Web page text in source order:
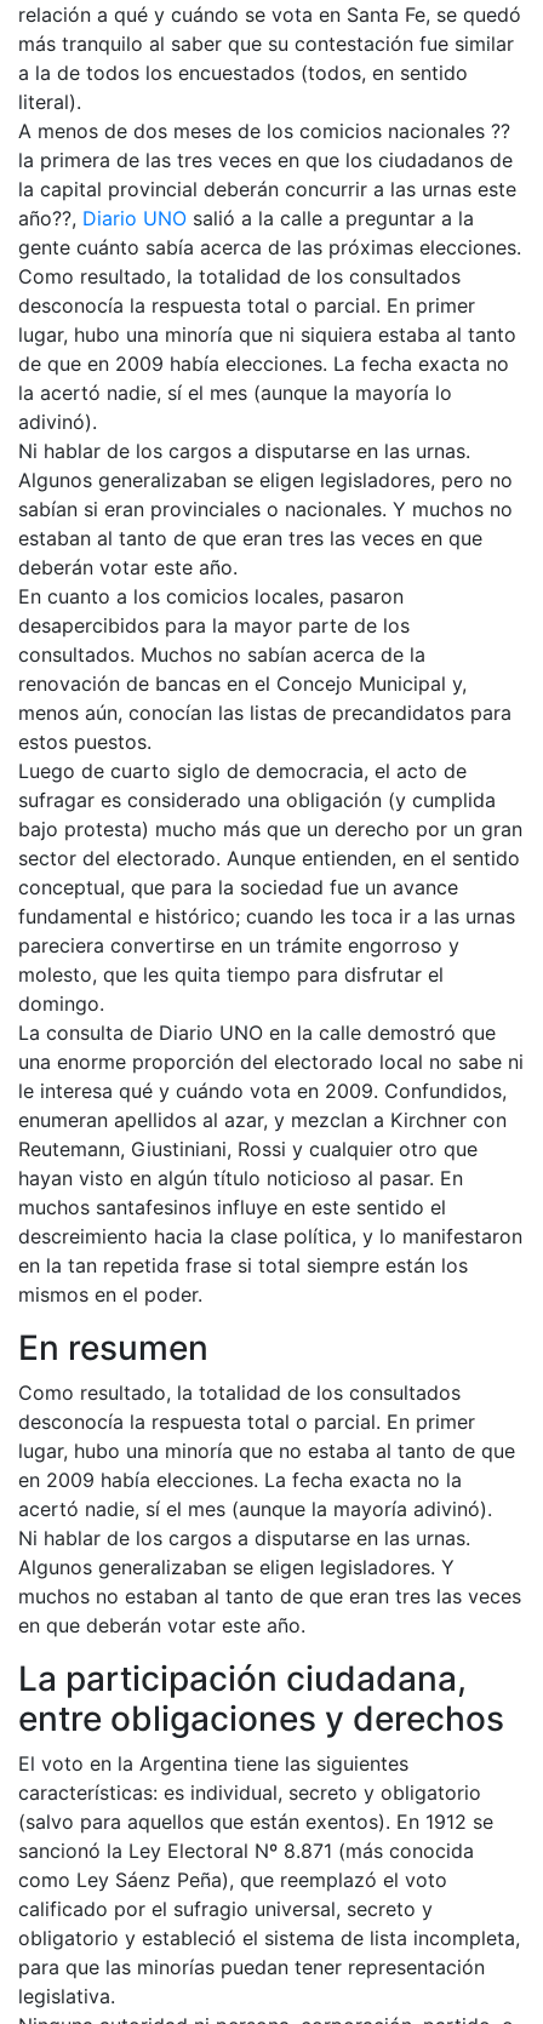
relación a qué y cuándo se vota en Santa Fe, se quedó
más tranquilo al saber que su contestación fue similar
a la de todos los encuestados (todos, en sentido
literal).
A menos de dos meses de los comicios nacionales ??
la primera de las tres veces en que los ciudadanos de
la capital provincial deberán concurrir a las urnas este
año??, Diario UNO salió a la calle a preguntar a la
gente cuánto sabía acerca de las próximas elecciones.
Como resultado, la totalidad de los consultados
desconocía la respuesta total o parcial. En primer
lugar, hubo una minoría que ni siquiera estaba al tanto
de que en 2009 había elecciones. La fecha exacta no
la acertó nadie, sí el mes (aunque la mayoría lo
adivinó).
Ni hablar de los cargos a disputarse en las urnas.
Algunos generalizaban se eligen legisladores, pero no
sabían si eran provinciales o nacionales. Y muchos no
estaban al tanto de que eran tres las veces en que
deberán votar este año.
En cuanto a los comicios locales, pasaron
desapercibidos para la mayor parte de los
consultados. Muchos no sabían acerca de la
renovación de bancas en el Concejo Municipal y,
menos aún, conocían las listas de precandidatos para
estos puestos.
Luego de cuarto siglo de democracia, el acto de
sufragar es considerado una obligación (y cumplida
bajo protesta) mucho más que un derecho por un gran
sector del electorado. Aunque entienden, en el sentido
conceptual, que para la sociedad fue un avance
fundamental e histórico; cuando les toca ir a las urnas
pareciera convertirse en un trámite engorroso y
molesto, que les quita tiempo para disfrutar el
domingo.
La consulta de Diario UNO en la calle demostró que
una enorme proporción del electorado local no sabe ni
le interesa qué y cuándo vota en 2009. Confundidos,
enumeran apellidos al azar, y mezclan a Kirchner con
Reutemann, Giustiniani, Rossi y cualquier otro que
hayan visto en algún título noticioso al pasar. En
muchos santafesinos influye en este sentido el
descreimiento hacia la clase política, y lo manifestaron
en la tan repetida frase si total siempre están los
mismos en el poder.
En resumen
Como resultado, la totalidad de los consultados
desconocía la respuesta total o parcial. En primer
lugar, hubo una minoría que no estaba al tanto de que
en 2009 había elecciones. La fecha exacta no la
acertó nadie, sí el mes (aunque la mayoría adivinó).
Ni hablar de los cargos a disputarse en las urnas.
Algunos generalizaban se eligen legisladores. Y
muchos no estaban al tanto de que eran tres las veces
en que deberán votar este año.
La participación ciudadana,
entre obligaciones y derechos
El voto en la Argentina tiene las siguientes
características: es individual, secreto y obligatorio
(salvo para aquellos que están exentos). En 1912 se
sancionó la Ley Electoral Nº 8.871 (más conocida
como Ley Sáenz Peña), que reemplazó el voto
calificado por el sufragio universal, secreto y
obligatorio y estableció el sistema de lista incompleta,
para que las minorías puedan tener representación
legislativa.